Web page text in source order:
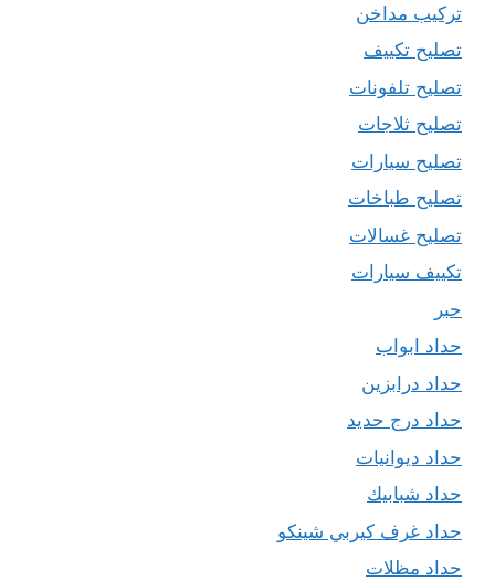
تركيب مداخن
تصليح تكييف
تصليح تلفونات
تصليح ثلاجات
تصليح سيارات
تصليح طباخات
تصليح غسالات
تكييف سيارات
حبر
حداد ابواب
حداد درابزين
حداد درج حديد
حداد ديوانيات
حداد شبابيك
حداد غرف كيربي شينكو
حداد مظلات